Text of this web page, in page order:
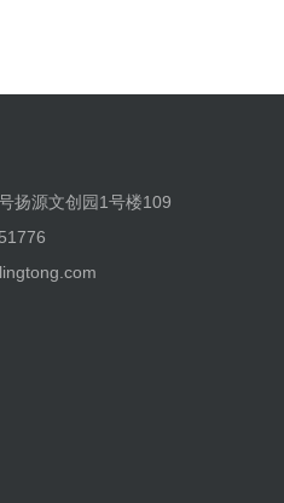
扬源文创园1号楼109